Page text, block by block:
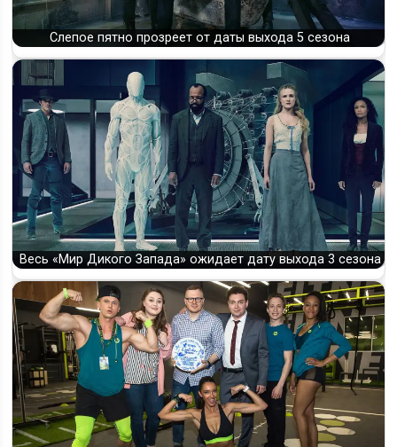
Слепое пятно прозреет от даты выхода 5 сезона
Весь «Мир Дикого Запада» ожидает дату выхода 3 сезона